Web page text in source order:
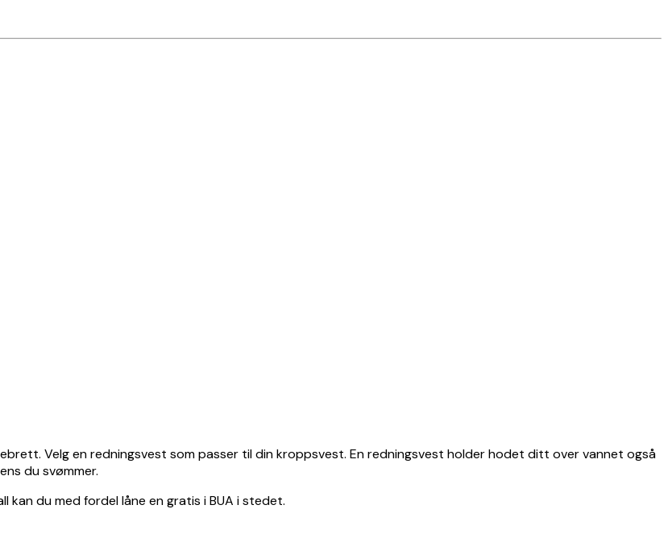
Velg en redningsvest som passer til din kroppsvest. En redningsvest holder hodet ditt over vannet også
du svømmer.
kan du med fordel låne en gratis i BUA i stedet.